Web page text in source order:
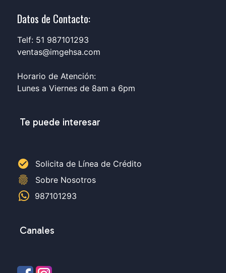
Datos de Contacto:
Telf: 51 987101293
ventas@imgehsa.com
Horario de Atención:
Lunes a Viernes de 8am a 6pm
Te puede interesar
check_circle Solicita de Línea de Crédito
fingerprint
Sobre Nosotros
987101293
Canales